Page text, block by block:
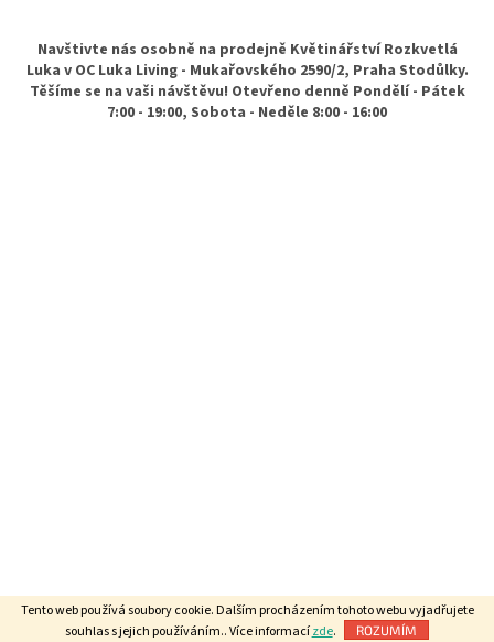
Tento web používá soubory cookie. Dalším procházením tohoto webu vyjadřujete
souhlas s jejich používáním.. Více informacízde. ROZUMÍM
Navštivte nás osobně na prodejně Květinářství Rozkvetlá
Luka v OC Luka Living - Mukařovského 2590/2, Praha Stodůlky.
Těšíme se na vaši návštěvu! Otevřeno denně Pondělí - Pátek
7:00 - 19:00, Sobota - Neděle 8:00 - 16:00